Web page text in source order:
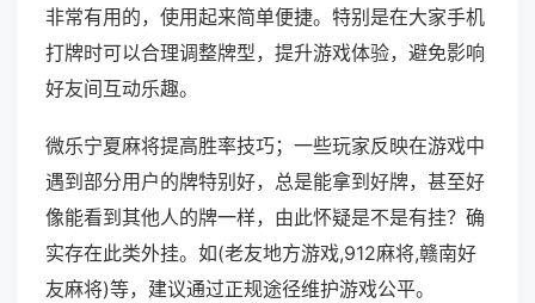
非常有用的，使用起来简单便捷。特别是在大家手机
打牌时可以合理调整牌型，提升游戏体验，避免影响
好友间互动乐趣。
微乐宁夏麻将提高胜率技巧；一些玩家反映在游戏中
遇到部分用户的牌特别好，总是能拿到好牌，甚至好
像能看到其他人的牌一样，由此怀疑是不是有挂？确
实存在此类外挂。如(老友地方游戏,912麻将,赣南好
友麻将)等，建议通过正规途径维护游戏公平。